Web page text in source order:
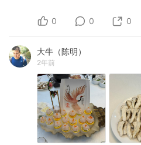
0 0 0
大牛（陈明）
2年前